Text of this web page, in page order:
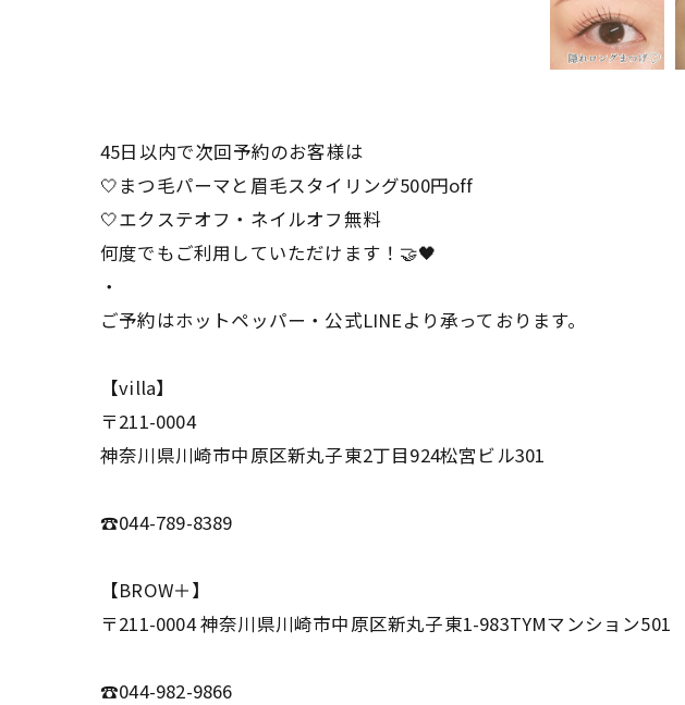
45日以内で次回予約のお客様は
🤍まつ毛パーマと眉毛スタイリング500円off
🤍エクステオフ・ネイルオフ無料
何度でもご利用していただけます！🤝🖤
・
ご予約はホットペッパー・公式LINEより承っております。
【villa】
〒211-0004
神奈川県川崎市中原区新丸子東2丁目924松宮ビル301
☎044-789-8389
【BROW＋】
〒211-0004 神奈川県川崎市中原区新丸子東1-983TYMマンション501
☎044-982-9866